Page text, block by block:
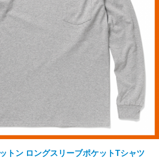
トン ロングスリーブポケットTシャツ